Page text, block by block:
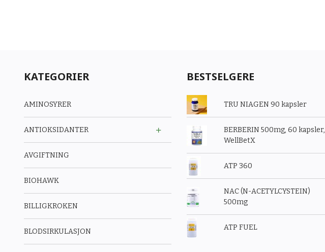
KATEGORIER
AMINOSYRER
ANTIOKSIDANTER
AVGIFTNING
BIOHAWK
BILLIGKROKEN
BLODSIRKULASJON
BESTSELGERE
TRU NIAGEN 90 kapsler
BERBERIN 500mg, 60 kapsler,
WellBetX
ATP 360
NAC (N-ACETYLCYSTEIN)
500mg
ATP FUEL